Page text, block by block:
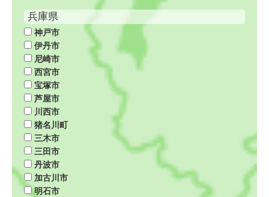
兵庫県
神戸市
伊丹市
尼崎市
西宮市
宝塚市
芦屋市
川西市
猪名川町
三木市
三田市
丹波市
加古川市
明石市